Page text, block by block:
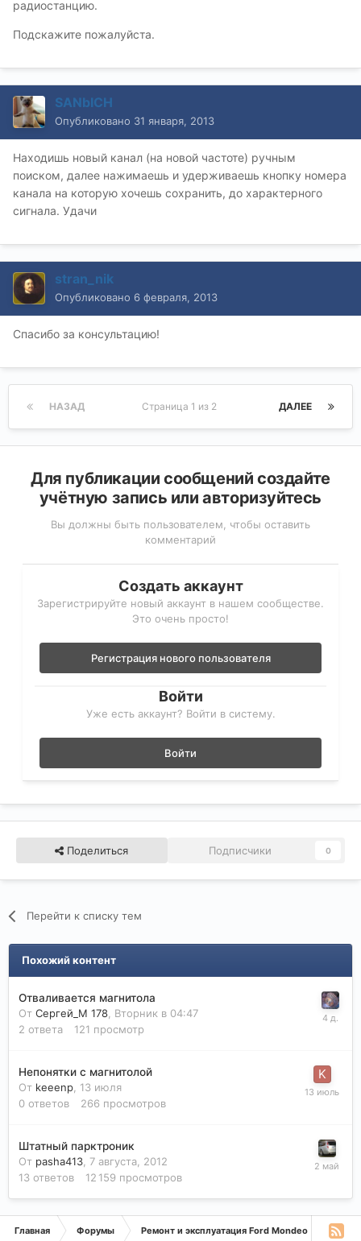
радиостанцию.
Подскажите пожалуйста.
SANbICH
Опубликовано 31 января, 2013
Находишь новый канал (на новой частоте) ручным
поиском, далее нажимаешь и удерживаешь кнопку номера
канала на которую хочешь сохранить, до характерного
сигнала. Удачи
stran_nik
Опубликовано 6 февраля, 2013
Спасибо за консультацию!
НАЗАД ДАЛЕЕ
Страница 1 из 2
Для публикации сообщений создайте
учётную запись или авторизуйтесь
Вы должны быть пользователем, чтобы оставить
комментарий
Создать аккаунт
Зарегистрируйте новый аккаунт в нашем сообществе.
Это очень просто!
Регистрация нового пользователя
Войти
Уже есть аккаунт? Войти в систему.
Войти
Поделиться Подписчики 0
Перейти к списку тем
Похожий контент
Отваливается магнитола
От Сергей_М 178 Вторник в 04:47
2 ответа 121 просмотр
Непонятки с магнитолой
От keeenp 13 июля
0 ответов 266 просмотров
Штатный парктроник
От pasha413 7 августа, 2012
13 ответов 12 159 просмотров
Главная Форумы Ремонт и эксплуатация Ford Mondeo